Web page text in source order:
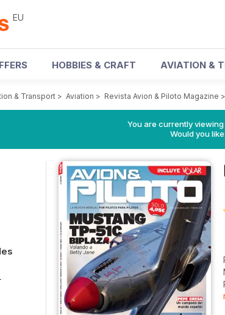
EU
HOBBIES & CRAFT AVIATION &
& Transport > Aviation > Revista Avion & Piloto Magazine >
You are currently
Would you